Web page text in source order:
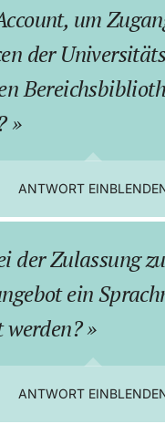
um
der
ANTWORT
der Zulassung
ein
werden?
ANTWORT